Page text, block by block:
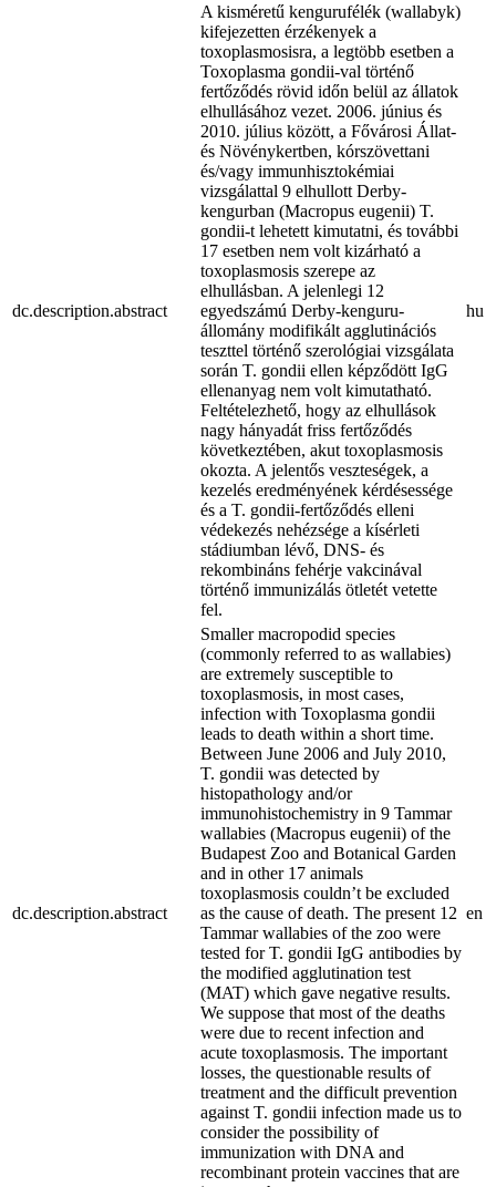
dc.description.abstract
A kisméretű kengurufélék (wallabyk)
kifejezetten érzékenyek a
toxoplasmosisra, a legtöbb esetben a
Toxoplasma gondii-val történő
fertőződés rövid időn belül az állatok
elhullásához vezet. 2006. június és
2010. július között, a Fővárosi Állat-
és Növénykertben, kórszövettani
és/vagy immunhisztokémiai
vizsgálattal 9 elhullott Derby-
kengurban (Macropus eugenii) T.
gondii-t lehetett kimutatni, és további
17 esetben nem volt kizárható a
toxoplasmosis szerepe az
elhullásban. A jelenlegi 12
egyedszámú Derby-kenguru-
állomány modifikált agglutinációs
teszttel történő szerológiai vizsgálata
során T. gondii ellen képződött IgG
ellenanyag nem volt kimutatható.
Feltételezhető, hogy az elhullások
nagy hányadát friss fertőződés
következtében, akut toxoplasmosis
okozta. A jelentős veszteségek, a
kezelés eredményének kérdésessége
és a T. gondii-fertőződés elleni
védekezés nehézsége a kísérleti
stádiumban lévő, DNS- és
rekombináns fehérje vakcinával
történő immunizálás ötletét vetette
fel.
hu
dc.description.abstract
Smaller macropodid species
(commonly referred to as wallabies)
are extremely susceptible to
toxoplasmosis, in most cases,
infection with Toxoplasma gondii
leads to death within a short time.
Between June 2006 and July 2010,
T. gondii was detected by
histopathology and/or
immunohistochemistry in 9 Tammar
wallabies (Macropus eugenii) of the
Budapest Zoo and Botanical Garden
and in other 17 animals
toxoplasmosis couldn’t be excluded
as the cause of death. The present 12
Tammar wallabies of the zoo were
tested for T. gondii IgG antibodies by
the modified agglutination test
(MAT) which gave negative results.
We suppose that most of the deaths
were due to recent infection and
acute toxoplasmosis. The important
losses, the questionable results of
treatment and the difficult prevention
against T. gondii infection made us to
consider the possibility of
immunization with DNA and
recombinant protein vaccines that are
en